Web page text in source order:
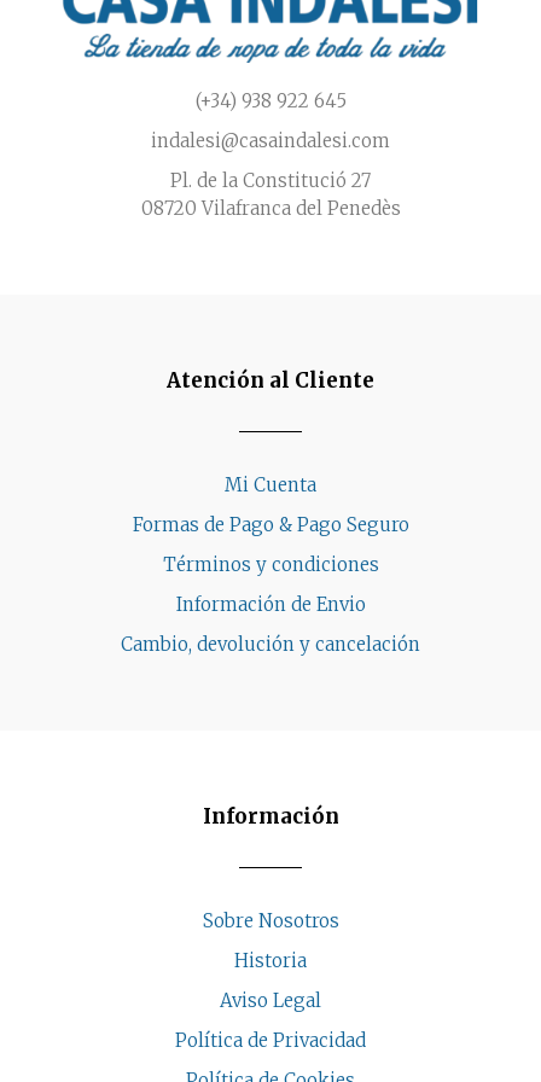
(+34) 938 922 645
indalesi@casaindalesi.com
Pl. de la Constitució 27
08720 Vilafranca del Penedès
Atención al Cliente
Mi Cuenta
Formas de Pago & Pago Seguro
Términos y condiciones
Información de Envio
Cambio, devolución y cancelación
Información
Sobre Nosotros
Historia
Aviso Legal
Política de Privacidad